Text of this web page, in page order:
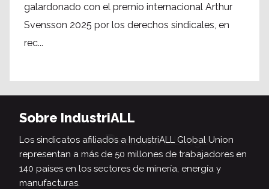
galardonado con el premio internacional Arthur
Svensson 2025 por los derechos sindicales, en
rec...
Sobre IndustriALL
Los sindicatos afiliados a IndustriALL Global Union
representan a más de 50 millones de trabajadores en
140 países en los sectores de minería, energía y
manufacturas.